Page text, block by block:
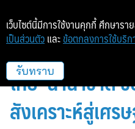
“SynBio
ไทย–นานาชาติ
สังเคราะห์สู่เศ
เว็บไซต์นี้มีการใช้งานคุกกี้ ศึกษารา
เป็นส่วนตัว และ ข้อตกลงการใช้บริก
รับทราบ